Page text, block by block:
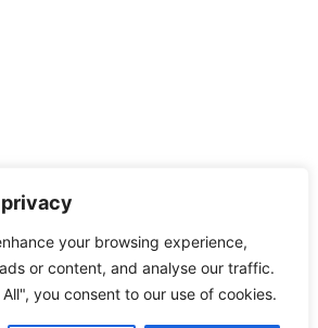
your browsing experience,
or content, and analyse our traffic.
you consent to our use of cookies.